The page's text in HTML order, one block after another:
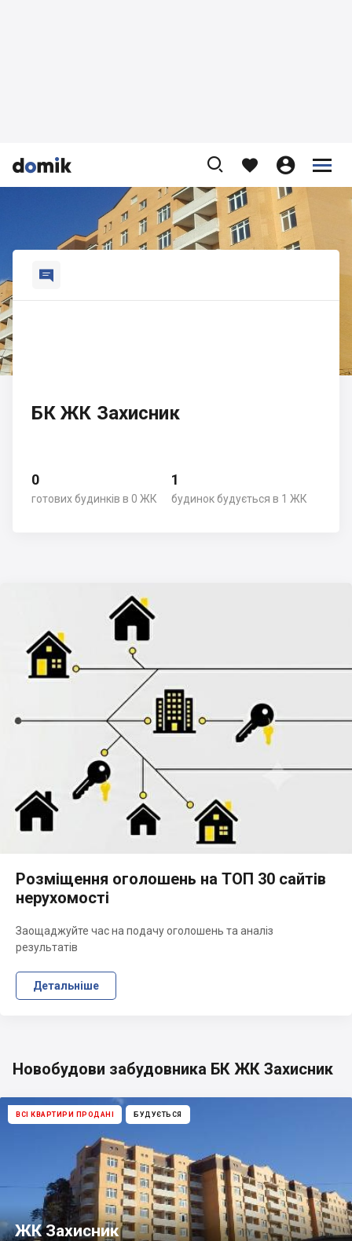


    



БК ЖК Захисник
0
готових будинків в 0 ЖК
1
будинок будується в 1 ЖК
Розміщення оголошень на ТОП 30 сайтів
нерухомості
Заощаджуйте час на подачу оголошень та аналіз
результатів
Детальніше
Новобудови забудовника БК ЖК Захисник
ВСІ КВАРТИРИ ПРОДАНІ БУДУЄТЬСЯ
ЖК Захисник